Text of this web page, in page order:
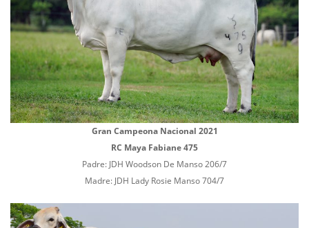
Gran Campeona Nacional 2021
RC Maya Fabiane 475
Padre: JDH Woodson De Manso 206/7
Madre: JDH Lady Rosie Manso 704/7